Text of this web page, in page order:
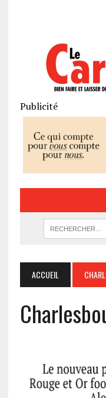
Publicité
ACCUEIL